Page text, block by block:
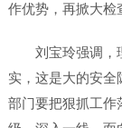
作优势，再掀大检
刘宝玲强调，
实，这是大的安全
部门要把狠抓工作